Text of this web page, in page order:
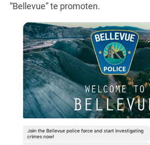
“Bellevue” te promoten.